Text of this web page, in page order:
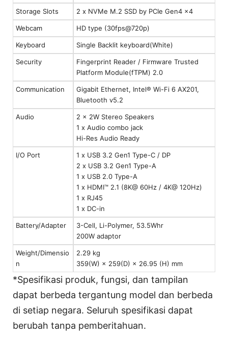
Storage Slots 2 x NVMe M.2 SSD by PCIe Gen4 x4
Webcam HD type (30fps@720p)
Keyboard Single Backlit keyboard(White)
Security
Fingerprint Reader / Firmware Trusted
Platform Module(fTPM) 2.0
Communication
Gigabit Ethernet, Intel® Wi-Fi 6 AX201,
Bluetooth v5.2
Audio
2 x 2W Stereo Speakers
1 x Audio combo jack
Hi-Res Audio Ready
I/O Port
1 x USB 3.2 Gen1 Type-C / DP
2 x USB 3.2 Gen1 Type-A
1 x USB 2.0 Type-A
1 x HDMI™ 2.1 (8K@ 60Hz / 4K@ 120Hz)
1 x RJ45
1 x DC-in
Battery/Adapter
3-Cell, Li-Polymer, 53.5Whr
200W adaptor
Weight/Dimensio
n
2.29 kg
359(W) × 259(D) × 26.95 (H) mm
*Spesifikasi produk, fungsi, dan tampilan
dapat berbeda tergantung model dan berbeda
di setiap negara. Seluruh spesifikasi dapat
berubah tanpa pemberitahuan.